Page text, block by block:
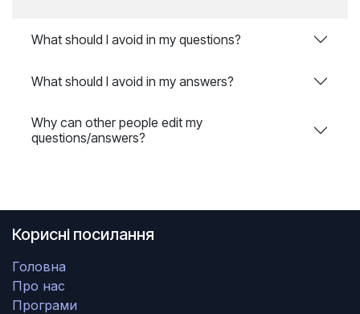
What should I avoid in my questions?
What should I avoid in my answers?
Why can other people edit my
questions/answers?
Корисні посилання
Головна
Про нас
Програми